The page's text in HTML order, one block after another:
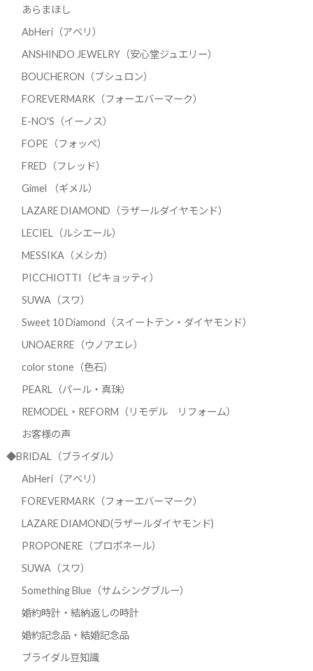
あらまほし
AbHeri（アベリ）
ANSHINDO JEWELRY（安心堂ジュエリー）
BOUCHERON（ブシュロン）
FOREVERMARK（フォーエバーマーク）
E-NO'S（イーノス）
FOPE（フォッペ）
FRED（フレッド）
Gimel （ギメル）
LAZARE DIAMOND（ラザールダイヤモンド）
LECIEL（ルシエール）
MESSIKA（メシカ）
PICCHIOTTI（ピキョッティ）
SUWA（スワ）
Sweet 10 Diamond（スイートテン・ダイヤモンド）
UNOAERRE（ウノアエレ）
color stone（色石）
PEARL（パール・真珠）
REMODEL・REFORM（リモデル リフォーム）
お客様の声
◆BRIDAL（ブライダル）
AbHeri（アベリ）
FOREVERMARK（フォーエバーマーク）
LAZARE DIAMOND(ラザールダイヤモンド)
PROPONERE（プロポネール）
SUWA（スワ）
Something Blue（サムシングブルー）
婚約時計・結納返しの時計
婚約記念品・結婚記念品
ブライダル豆知識